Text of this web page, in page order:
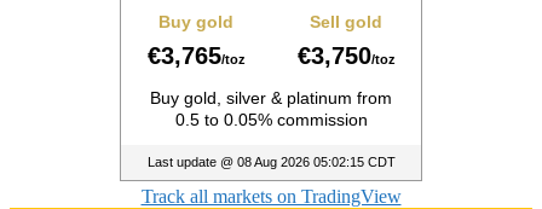
Track all markets on TradingView